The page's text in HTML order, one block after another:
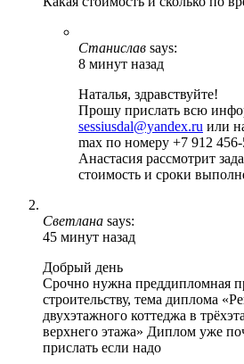
Станислав says:
8 минут назад
Наталья, здравствуйте!
Прошу прислать всю
sessiusdal@yandex.ru или
max по номеру +7 912
Анастасия рассмотрит
стоимость и сроки
Светлана says:
45 минут назад
Добрый день
Срочно нужна преддипломная
строительству, тема диплома
двухэтажного коттеджа в
верхнего этажа» Диплом уже
прислать если надо